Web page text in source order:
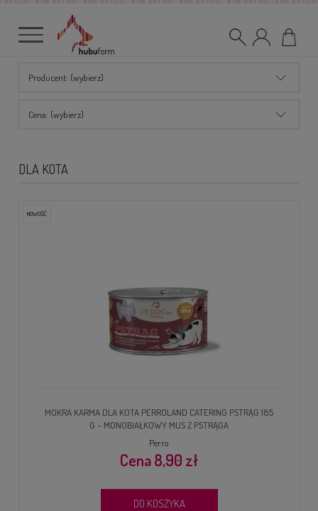
Producent: (wybierz)
Cena: (wybierz)
DLA KOTA
MOKRA KARMA DLA KOTA PERROLAND CATERING PSTRĄG 185
G – MONOBIAŁKOWY MUS Z PSTRĄGA
Perro
8,90 zł
DO KOSZYKA
NOWOŚĆ